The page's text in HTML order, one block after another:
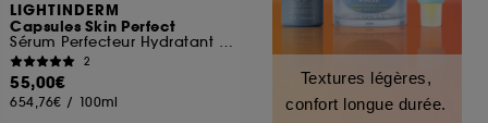
LIGHTINDERM
Capsules Skin Perfect
Sérum Perfecteur Hydratant à la Niacinamide & AH
2
55,00€
654,76€ / 100ml
Textures légères,
confort longue durée.